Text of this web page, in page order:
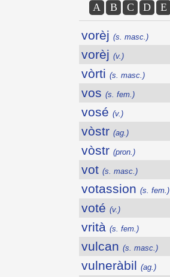
A B C D E
vorèj (s. masc.)
vorèj (v.)
vòrti (s. masc.)
vos (s. fem.)
vosé (v.)
vòstr (ag.)
vòstr (pron.)
vot (s. masc.)
votassion (s. fem.)
voté (v.)
vrità (s. fem.)
vulcan (s. masc.)
vulneràbil (ag.)